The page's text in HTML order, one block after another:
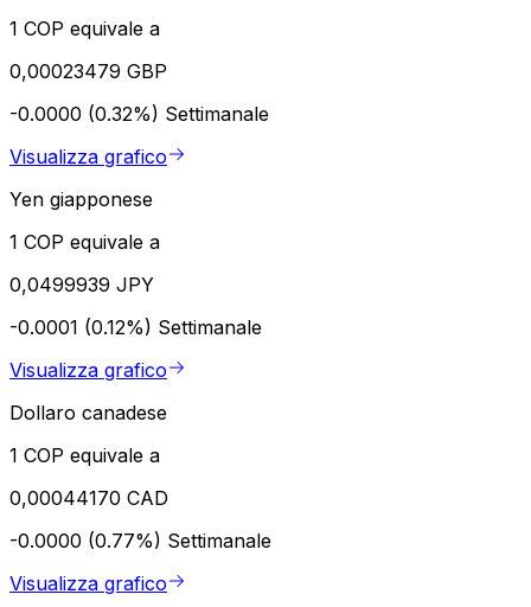
1 COP equivale a
0,00023479 GBP
-0.0000 (0.32%) Settimanale
Visualizza grafico
Yen giapponese
1 COP equivale a
0,0499939 JPY
-0.0001 (0.12%) Settimanale
Visualizza grafico
Dollaro canadese
1 COP equivale a
0,00044170 CAD
-0.0000 (0.77%) Settimanale
Visualizza grafico